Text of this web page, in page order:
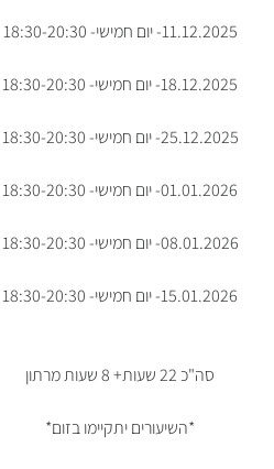
11.12.2025- יום חמישי- 18:30-20:30
18.12.2025- יום חמישי- 18:30-20:30
25.12.2025- יום חמישי- 18:30-20:30
01.01.2026- יום חמישי- 18:30-20:30
08.01.2026- יום חמישי- 18:30-20:30
15.01.2026- יום חמישי- 18:30-20:30
סה"כ 22 שעות+ 8 שעות מרתון
*השיעורים יתקיימו בזום*